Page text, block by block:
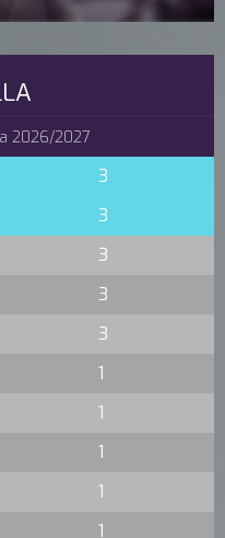
2026/2027
3
3
3
3
3
1
1
1
1
1